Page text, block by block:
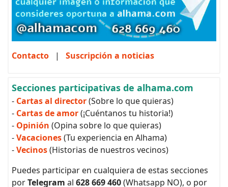
Contacto | Suscripción a noticias
Secciones participativas de alhama.com
- Cartas al director(Sobre lo que quieras)
- Cartas de amor(¡Cuéntanos tu historia!)
- Opinión (Opina sobre lo que quieras)
-Vacaciones(Tu experiencia en Alhama)
-Vecinos(Historias de nuestros vecinos)
Puedes participar en cualquiera de estas secciones
porTelegram al 628 669 460(Whatsapp NO), o por